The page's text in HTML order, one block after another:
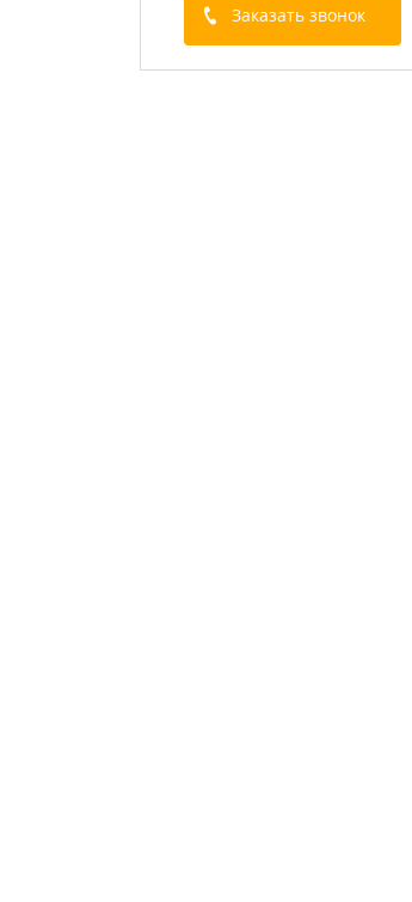
Заказать звонок